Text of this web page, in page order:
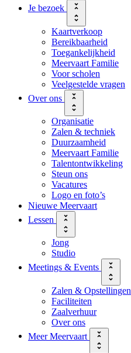
Je bezoek
Kaartverkoop
Bereikbaarheid
Toegankelijkheid
Meervaart Familie
Voor scholen
Veelgestelde vragen
Over ons
Organisatie
Zalen & techniek
Duurzaamheid
Meervaart Familie
Talentontwikkeling
Steun ons
Vacatures
Logo en foto’s
Nieuwe Meervaart
Lessen
Jong
Studio
Meetings & Events
Zalen & Opstellingen
Faciliteiten
Zaalverhuur
Over ons
Meer Meervaart